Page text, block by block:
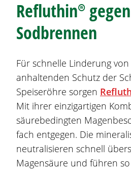
Refluthin®gegen
Sodbrennen
Für schnelle Linderung von
anhaltenden Schutz der
Speiseröhre sorgen
Mit ihrer einzigartigen
säurebedingten
fach entgegen. Die
neutralisieren schnell
Magensäure und führen